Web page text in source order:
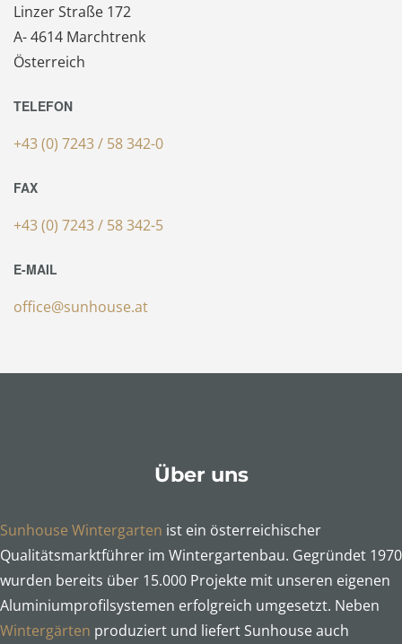
Linzer Straße 172
A- 4614 Marchtrenk
Österreich
TELEFON
+43 (0) 7243 / 58 342-0
FAX
+43 (0) 7243 / 58 342-5
E-MAIL
office@sunhouse.at
Über uns
Sunhouse Wintergarten ist ein österreichischer
Qualitätsmarktführer im Wintergartenbau. Gegründet 1970
wurden bereits über 15.000 Projekte mit unseren eigenen
Aluminiumprofilsystemen erfolgreich umgesetzt. Neben
Wintergärten produziert und liefert Sunhouse auch